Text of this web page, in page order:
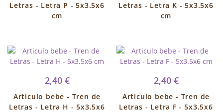
Letras - Letra P - 5x3.5x6
cm
Letras - Letra K - 5x3.5x6
cm
2,40 €
Articulo bebe - Tren de
Letras - Letra H - 5x3.5x6
2,40 €
Articulo bebe - Tren de
Letras - Letra F - 5x3.5x6